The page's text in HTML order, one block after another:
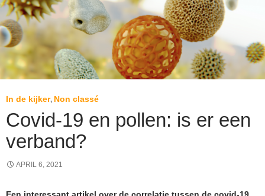
In de kijker, Non classé
Covid-19 en pollen: is er een
verband?
APRIL 6, 2021